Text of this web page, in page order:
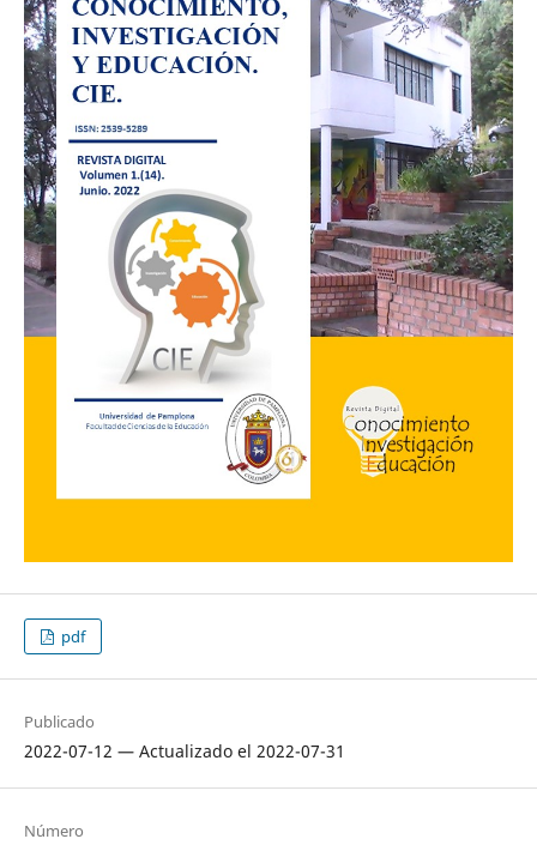
pdf
Publicado
2022-07-12 — Actualizado el 2022-07-31
Número